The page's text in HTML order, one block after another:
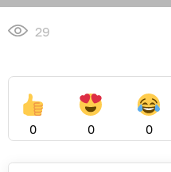
29
0 0 0